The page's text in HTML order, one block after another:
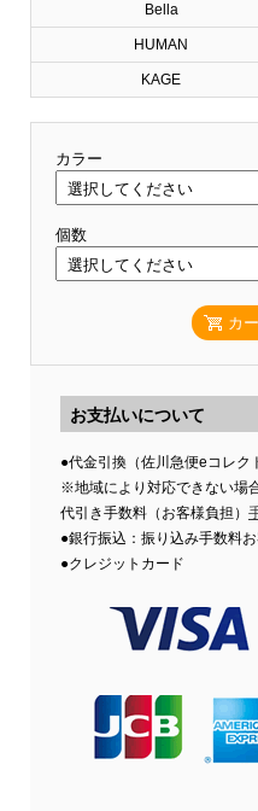
Bella
HUMAN
KAGE
カラー
個数
カ
お支払いについて
●代金引換（佐川急便eコレク
※地域により対応できない場
代引き手数料（お客様負担）
●銀行振込：振り込み手数料
●クレジットカード